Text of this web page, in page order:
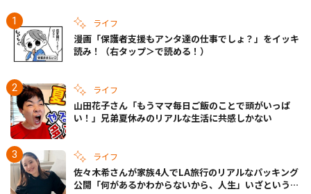
ライフ
漫画「保護者支援もアンタ達の仕事でしょ？」をイッキ
読み！（右タップ＞で読める！）
ライフ
山田花子さん「もうママ毎日ご飯のことで頭がいっぱ
い！」兄弟夏休みのリアルな生活に共感しかない
ライフ
佐々木希さんが家族4人でLA旅行のリアルなパッキング
公開「何があるかわからないから、人生」いざというと